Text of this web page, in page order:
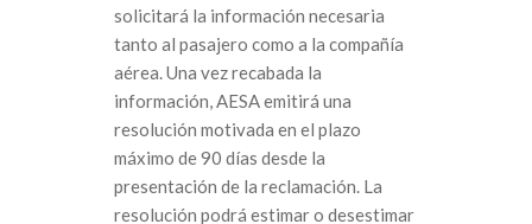
solicitará la información necesaria
tanto al pasajero como a la compañía
aérea. Una vez recabada la
información, AESA emitirá una
resolución motivada en el plazo
máximo de 90 días desde la
presentación de la reclamación. La
resolución podrá estimar o desestimar